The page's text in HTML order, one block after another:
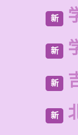
新
新
新
新